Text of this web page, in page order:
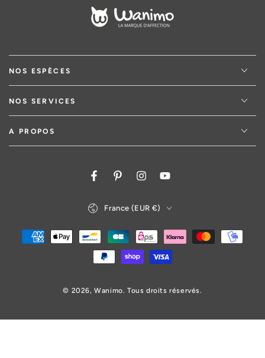
NOS ESPÈCES
NOS SERVICES
A PROPOS
FacebookPinterestInstagramYouTube
© 2026,Wanimo. Tous droits réservés.
France (EUR €)
Modes